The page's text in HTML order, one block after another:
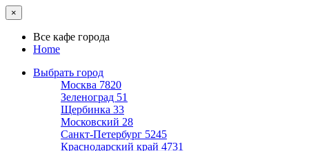
×
Все кафе города
Home
Выбрать город
Москва 7820
Зеленоград 51
Щербинка 33
Московский 28
Санкт-Петербург 5245
Краснодарский край 4731